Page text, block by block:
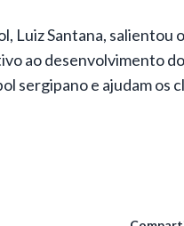
Luiz Santana, salientou o
ao desenvolvimento
sergipano e ajudam os